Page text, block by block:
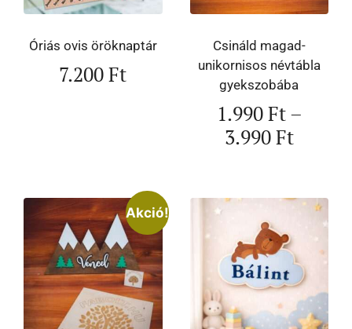
Óriás ovis öröknaptár
7.200Ft
Csináld magad-
unikornisos névtábla
gyekszobába
1.990Ft–
3.990Ft
Akció!